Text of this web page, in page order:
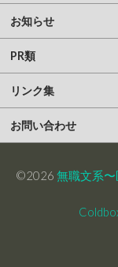
お知らせ
PR類
リンク集
お問い合わせ
©2026 無職文系